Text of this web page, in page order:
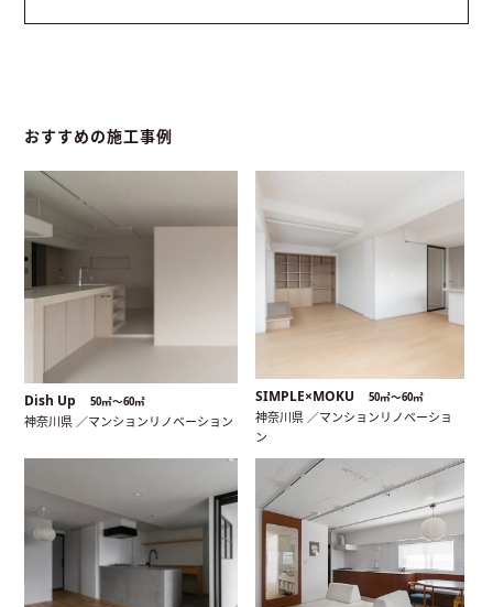
おすすめの施工事例
Dish Up 50㎡〜60㎡
神奈川県 ／マンションリノベーション
SIMPLE×MOKU 50㎡〜60㎡
神奈川県 ／マンションリノベーショ
ン